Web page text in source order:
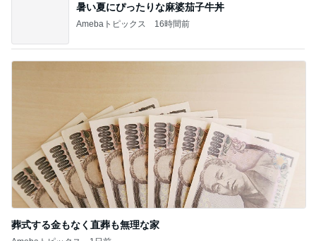
暑い夏にぴったりな麻婆茄子牛丼
Amebaトピックス 16時間前
葬式する金もなく直葬も無理な家